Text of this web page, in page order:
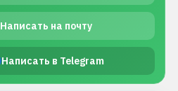
Написать на почту
Написать в Telegram